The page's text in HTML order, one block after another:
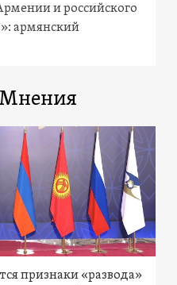
и российского
армянский
Мнения
признаки «развода»